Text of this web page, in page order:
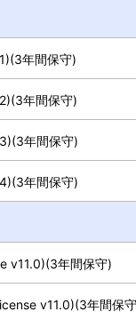
年間保守)
年間保守)
年間保守)
年間保守)
v11.0)(3年間保守)
v11.0)(3年間保